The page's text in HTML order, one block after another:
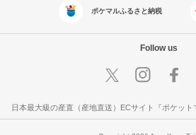
ポケマルふるさと納税
Follow us
日本最大級の産直（産地直送）ECサイト『ポケット